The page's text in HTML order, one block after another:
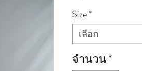
Size*
เลือก
จำนวน*